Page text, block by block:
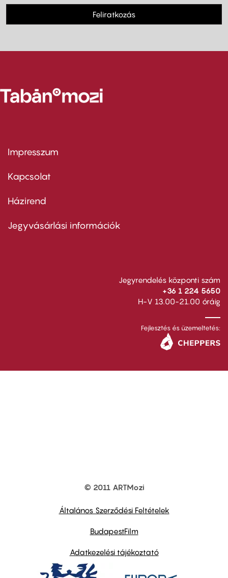
Feliratkozás
Footer
first
Impresszum
Kapcsolat
Footer
second
Házirend
Jegyvásárlási információk
Jegyrendelés központi szám
+36 1 224 5650
H-V 13.00-21.00 óráig
Fejlesztés és üzemeltetés:
© 2011 ARTMozi
Általános Szerződési Feltételek
BudapestFilm
Adatkezelési tájékoztató